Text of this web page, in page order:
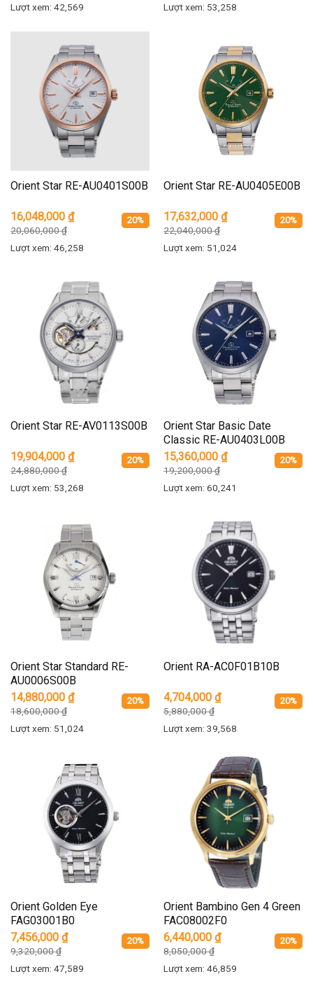
Lượt xem: 42,569 Lượt xem: 53,258
Orient Star RE-AU0401S00B
16,048,000 ₫
20,060,000₫
20%
Lượt xem: 46,258
Orient Star RE-AU0405E00B
17,632,000 ₫
22,040,000₫
20%
Lượt xem: 51,024
Orient Star RE-AV0113S00B
19,904,000 ₫
24,880,000₫
20%
Lượt xem: 53,268
Orient Star Basic Date
Classic RE-AU0403L00B
15,360,000 ₫
19,200,000₫
20%
Lượt xem: 60,241
Orient Star Standard RE-
AU0006S00B
14,880,000 ₫
18,600,000₫
20%
Lượt xem: 51,024
Orient RA-AC0F01B10B
4,704,000 ₫
5,880,000₫
20%
Lượt xem: 39,568
Orient Golden Eye
FAG03001B0
7,456,000 ₫
9,320,000₫
20%
Lượt xem: 47,589
Orient Bambino Gen 4 Green
FAC08002F0
6,440,000 ₫
8,050,000₫
20%
Lượt xem: 46,859